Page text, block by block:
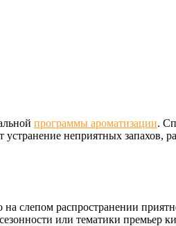
программы ароматизации.
неприятных запахов,
слепом распространении
или тематики премьер